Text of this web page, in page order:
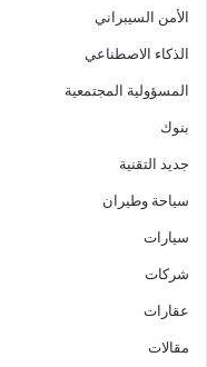
الأمن السيبراني
الذكاء الاصطناعي
المسؤولية المجتمعية
بنوك
جديد التقنية
سياحة وطيران
سيارات
شركات
عقارات
مقالات